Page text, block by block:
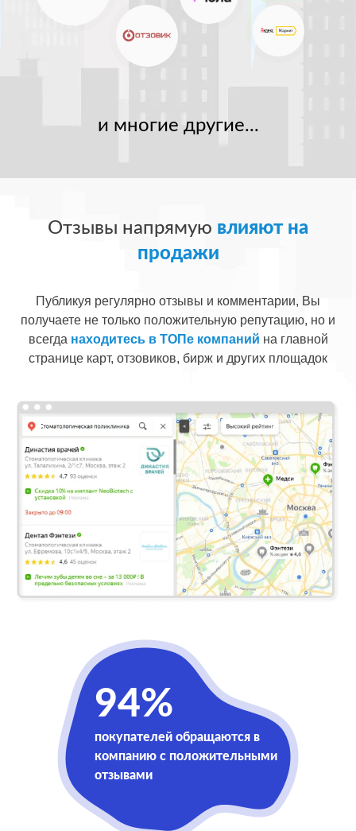
и многие другие...
Отзывы напрямую влияют на
продажи
Публикуя регулярно отзывы и комментарии, Вы
получаете не только положительную репутацию, но и
всегда находитесь в ТОПе компаний на главной
странице карт, отзовиков, бирж и других площадок
94%
покупателей обращаются в
компанию с положительными
отзывами